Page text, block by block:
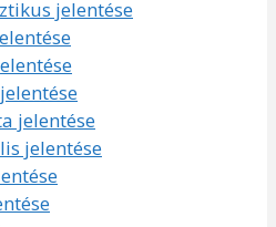
jelentése
jelentése
jelentése